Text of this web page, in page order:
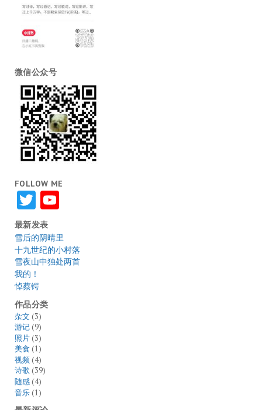
微信公众号
FOLLOW ME
TwitterYouTube
最新发表
雪后的阴晴里
十九世纪的小村落
雪夜山中独处两首
我的！
悼蔡锷
作品分类
杂文 (3)
游记(9)
照片(3)
美食 (1)
视频(4)
诗歌(39)
随感(4)
音乐(1)